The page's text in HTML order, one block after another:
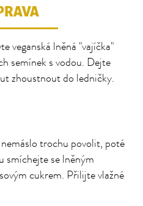
veganská lněná "vajíčka"
semínek s vodou. Dejte
zhoustnout do ledničky.
trochu povolit, poté
smíchejte se lněným
cukrem. Přilijte vlažné